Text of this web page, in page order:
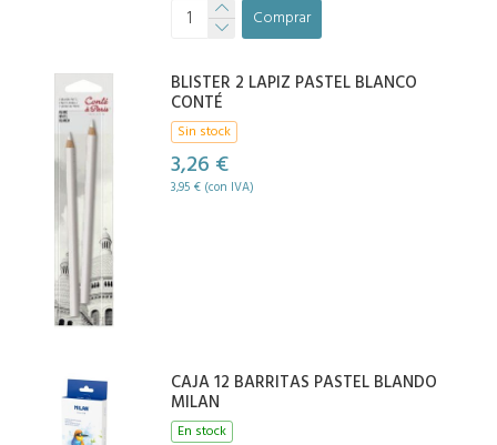
Comprar
BLISTER 2 LAPIZ PASTEL BLANCO
CONTÉ
Sin stock
3,26 €
3,95 € (con IVA)
CAJA 12 BARRITAS PASTEL BLANDO
MILAN
En stock